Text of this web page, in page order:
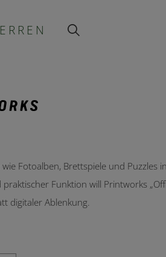
Fotoalben, Brettspiele und Puzzles
Funktion will Printworks
digitaler Ablenkung.